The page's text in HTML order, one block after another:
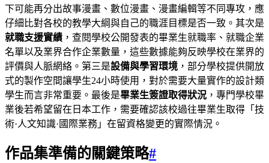
下可能再分出故事漫畫、數位漫畫、漫畫編輯等不同專攻，應
仔細比對各校的教學大綱與自己的職涯目標是否一致。其次是
就職支援實績 ，查閱學校公開發表的畢業生就職率、就職企業
名單以及業界合作企業數量，這些數據能夠反映學校在業界的
評價與人脈網絡。第三是設備與學習環境 ，部分學校提供開放
式的製作空間讓學生24小時使用，對於需要大量實作的設計類
學生而言非常重要。最後是畢業生簽證取得狀況 ，專門學校畢
業後若希望留在日本工作，需要確認該校過往畢業生取得「技
術·人文知識·國際業務」在留資格變更的實際情況。
作品集準備的關鍵策略#